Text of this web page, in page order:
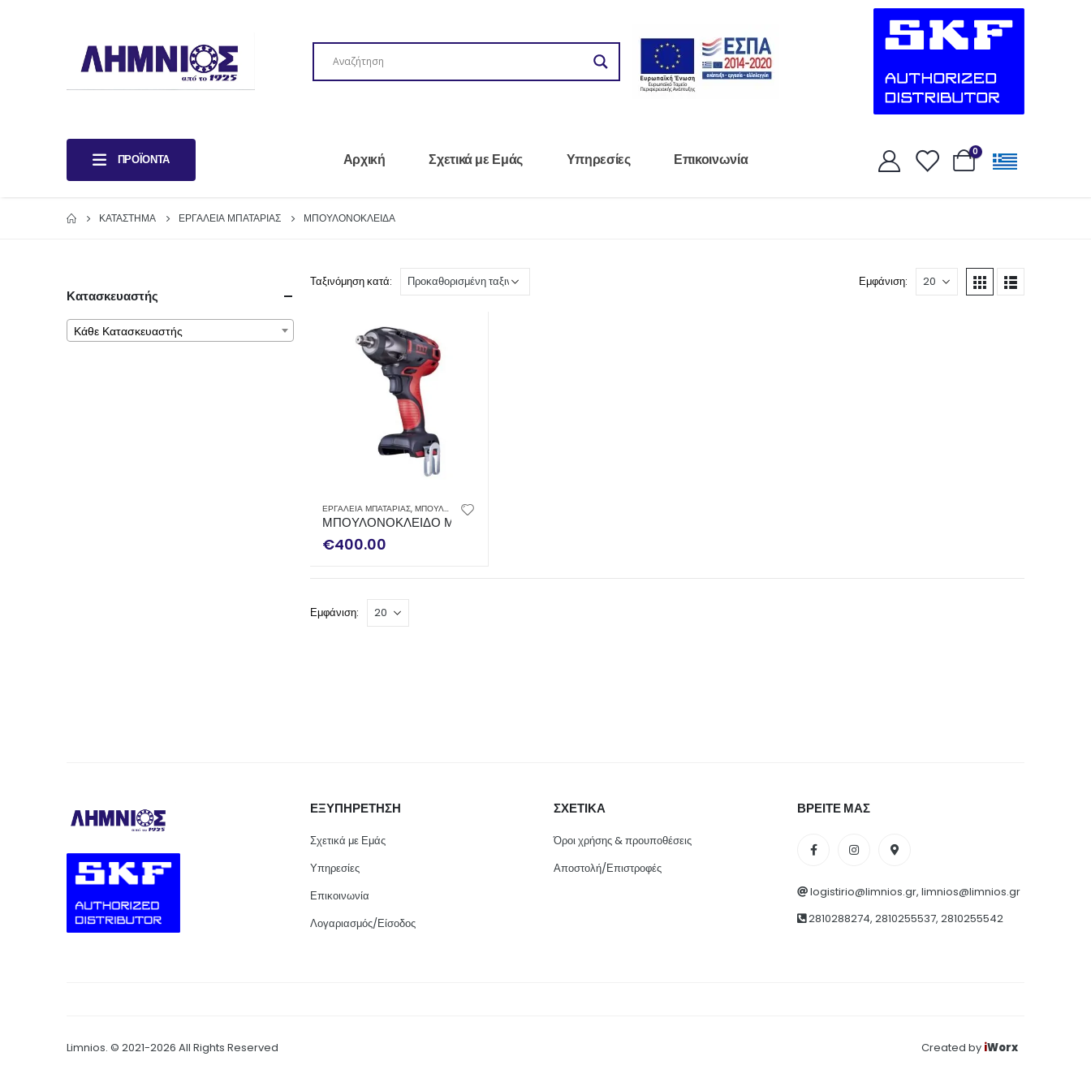
ΠΡΟΪΌΝΤΑ Αρχική Σχετικά με Εμάς Υπηρεσίες Επικοινωνία 0
ΚΑΤΆΣΤΗΜΑ ΕΡΓΑΛΕΙΑ ΜΠΑΤΑΡΙΑΣ ΜΠΟΥΛΟΝΟΚΛΕΙΔΑ
Ταξινόμηση κατά: Εμφάνιση:
ΕΡΓΑΛΕΙΑ ΜΠΑΤΑΡΙΑΣ, ΜΠΟΥΛΟΝΟΚΛΕΙΔΑ
ΜΠΟΥΛΟΝΟΚΛΕΙΔΟ ΜΠΑΤΑΡΙΑΣ M7 1/2” 813Nm + (ΔΩΡΟ ΣΕΤ ΚΑΡΥΔΑΚΙΑ ΜΑΚΡΥΑ ΑΕΡΟΣ 17mm-19mm-21mm)
€400.00
Εμφάνιση:
Κατασκευαστής
Κάθε Κατασκευαστής
ΕΞΥΠΗΡΕΤΗΣΗ
Σχετικά με Εμάς
Υπηρεσίες
Επικοινωνία
Λογαριασμός/Είσοδος
ΣΧΕΤΙΚΑ
Όροι χρήσης & προυποθέσεις
Αποστολή/Επιστροφές
ΒΡΕΙΤΕ ΜΑΣ
logistirio@limnios.gr, limnios@limnios.gr
2810288274, 2810255537, 2810255542
Limnios. © 2021-2026 All Rights Reserved Created by iWorx